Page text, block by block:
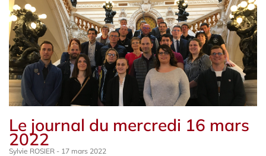
Le journal du mercredi 16 mars
2022
Sylvie ROSIER 17 mars 2022